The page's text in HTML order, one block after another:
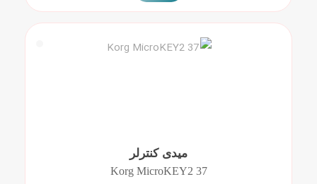
میدی کنترلر
Korg MicroKEY2 37